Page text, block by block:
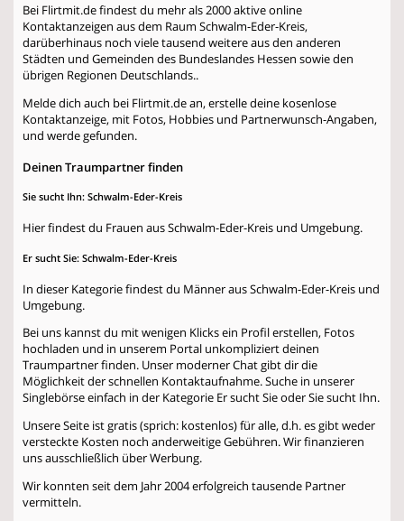
Bei Flirtmit.de findest du mehr als 2000 aktive online
Kontaktanzeigen aus dem Raum Schwalm-Eder-Kreis,
darüberhinaus noch viele tausend weitere aus den anderen
Städten und Gemeinden des Bundeslandes Hessen sowie den
übrigen Regionen Deutschlands..
Melde dich auch bei Flirtmit.de an, erstelle deine kosenlose
Kontaktanzeige, mit Fotos, Hobbies und Partnerwunsch-Angaben,
und werde gefunden.
Deinen Traumpartner finden
Sie sucht Ihn: Schwalm-Eder-Kreis
Hier findest du Frauen aus Schwalm-Eder-Kreis und Umgebung.
Er sucht Sie: Schwalm-Eder-Kreis
In dieser Kategorie findest du Männer aus Schwalm-Eder-Kreis und
Umgebung.
Bei uns kannst du mit wenigen Klicks ein Profil erstellen, Fotos
hochladen und in unserem Portal unkompliziert deinen
Traumpartner finden. Unser moderner Chat gibt dir die
Möglichkeit der schnellen Kontaktaufnahme. Suche in unserer
Singlebörse einfach in der Kategorie Er sucht SieoderSie sucht Ihn.
Unsere Seite ist gratis (sprich: kostenlos) für alle, d.h. es gibt weder
versteckte Kosten noch anderweitige Gebühren. Wir finanzieren
uns ausschließlich über Werbung.
Wir konnten seit dem Jahr 2004 erfolgreich tausende Partner
vermitteln.